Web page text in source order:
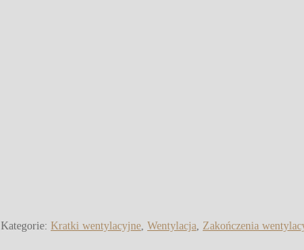
Kategorie: Kratki wentylacyjne, Wentylacja, Zakończenia